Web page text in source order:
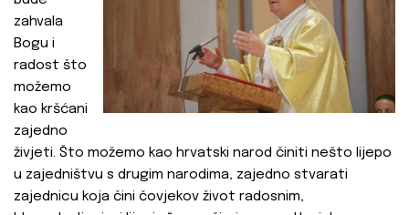
zahvala
Bogu i
radost što
možemo
kao kršćani
zajedno
živjeti. Što možemo kao hrvatski narod činiti nešto lijepo
u zajedništvu s drugim narodima, zajedno stvarati
zajednicu koja čini čovjekov život radosnim,